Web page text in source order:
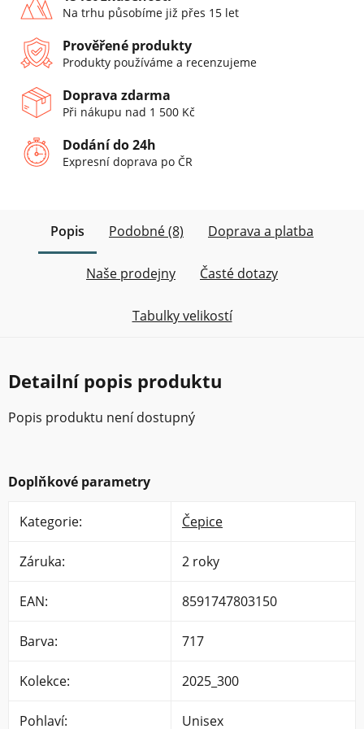
Na trhu působíme již přes 15 let
Prověřené produkty
Produkty používáme a recenzujeme
Doprava zdarma
Při nákupu nad 1 500 Kč
Dodání do 24h
Expresní doprava po ČR
Popis Podobné (8) Doprava a platba
Naše prodejny Časté dotazy
Tabulky velikostí
Detailní popis produktu
Popis produktu není dostupný
Doplňkové parametry
Kategorie: Čepice
Záruka: 2 roky
EAN: 8591747803150
Barva: 717
Kolekce: 2025_300
Pohlaví: Unisex